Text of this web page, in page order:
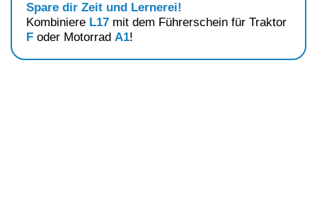
Spare dir Zeit und Lernerei!
Kombiniere L17 mit dem Führerschein für Traktor
F oder Motorrad A1!